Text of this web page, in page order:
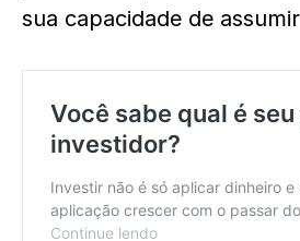
sua capacidade de